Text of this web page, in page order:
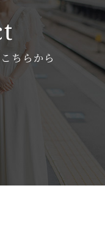
ちらから